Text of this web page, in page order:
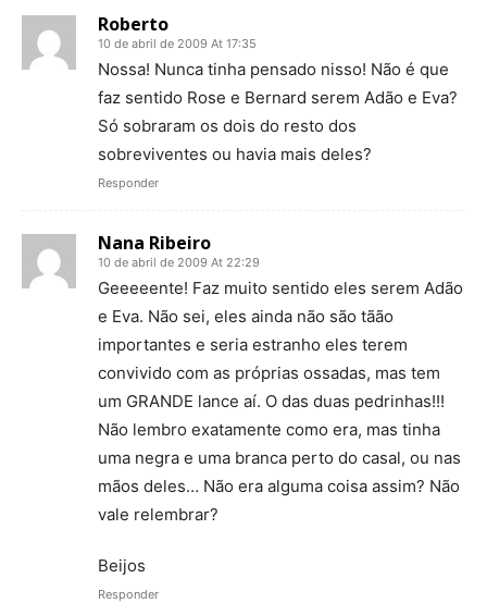
Roberto
10 de abril de 2009 At 17:35
Nossa! Nunca tinha pensado nisso! Não é que
faz sentido Rose e Bernard serem Adão e Eva?
Só sobraram os dois do resto dos
sobreviventes ou havia mais deles?
Responder
Nana Ribeiro
10 de abril de 2009 At 22:29
Geeeeente! Faz muito sentido eles serem Adão
e Eva. Não sei, eles ainda não são tãão
importantes e seria estranho eles terem
convivido com as próprias ossadas, mas tem
um GRANDE lance aí. O das duas pedrinhas!!!
Não lembro exatamente como era, mas tinha
uma negra e uma branca perto do casal, ou nas
mãos deles… Não era alguma coisa assim? Não
vale relembrar?
Beijos
Responder